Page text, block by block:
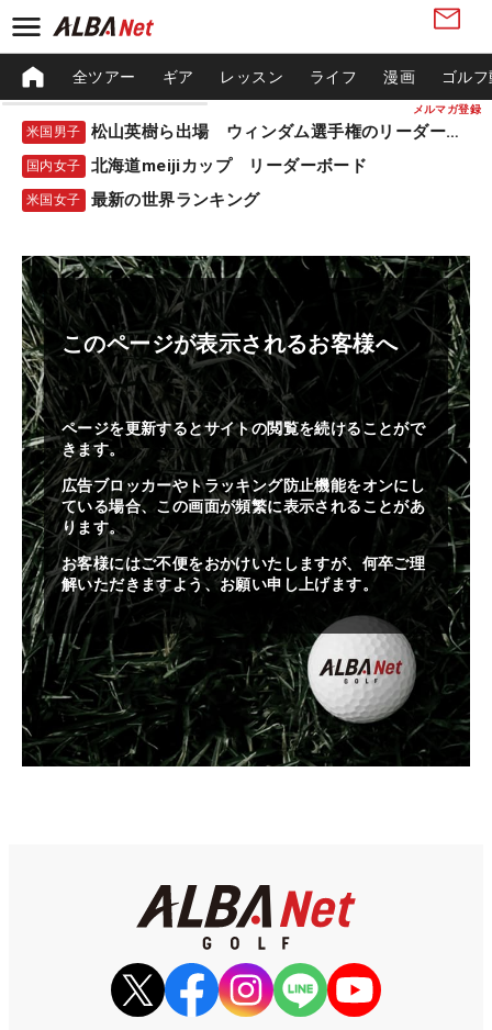
メルマガ登録
全ツアー ギア レッスン ライフ 漫画 ゴル
米国男子 松山英樹ら出場 ウィンダム選手権のリーダーボード
国内女子 北海道meijiカップ リーダーボード
米国女子 最新の世界ランキング
このページが表示されるお客様へ
ページを更新するとサイトの閲覧を続けることがで
きます。
広告ブロッカーやトラッキング防止機能をオンにし
ている場合、この画面が頻繁に表示されることがあ
ります。
お客様にはご不便をおかけいたしますが、何卒ご理
解いただきますよう、お願い申し上げます。